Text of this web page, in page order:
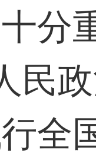
分
民
全